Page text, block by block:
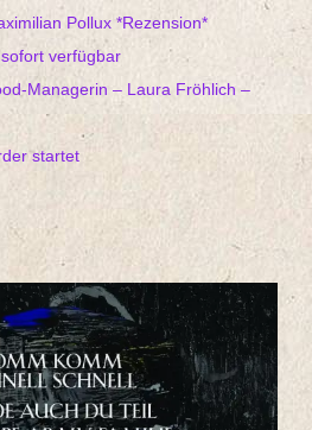
Pollux *Rezension*
verfügbar
Managerin – Laura Fröhlich –
startet